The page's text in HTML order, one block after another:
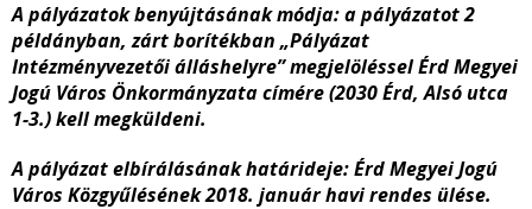
A pályázatok benyújtásának módja:apályázatot 2
példányban, zárt borítékban „Pályázat
Intézményvezetői álláshelyre” megjelöléssel Érd Megyei
Jogú Város Önkormányzata címére (2030 Érd, Alsó utca
1-3.) kell megküldeni.
A pályázat elbírálásának határideje: Érd Megyei Jogú
Város Közgyűlésének 2018. január havi rendes ülése.